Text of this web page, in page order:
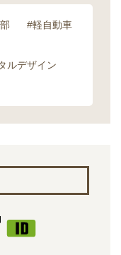
#軽自動車
ルデザイン